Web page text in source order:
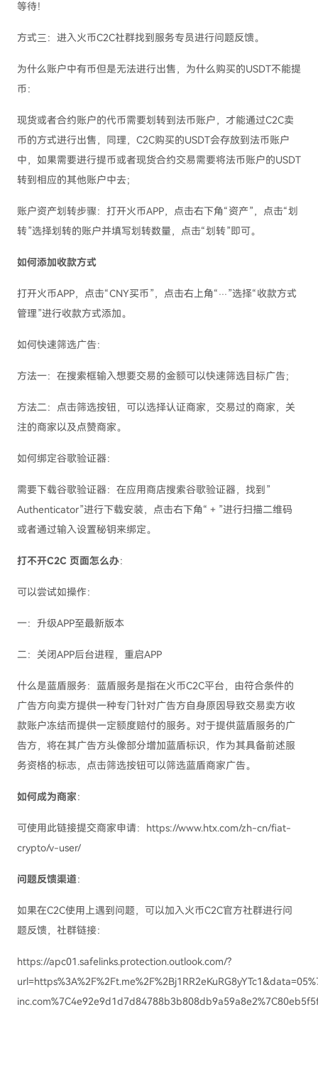
等待！
方式三：进入火币C2C社群找到服务专员进行问题反馈。
为什么账户中有币但是无法进行出售，为什么购买的USDT不能提
币：
现货或者合约账户的代币需要划转到法币账户，才能通过C2C卖
币的方式进行出售，同理，C2C购买的USDT会存放到法币账户
中，如果需要进行提币或者现货合约交易需要将法币账户的USDT
转到相应的其他账户中去；
账户资产划转步骤：打开火币APP，点击右下角“资产”，点击“划
转”选择划转的账户并填写划转数量，点击“划转”即可。
如何添加收款方式
打开火币APP，点击“CNY买币”，点击右上角“···”选择“收款方式
管理”进行收款方式添加。
如何快速筛选广告：
方法一：在搜索框输入想要交易的金额可以快速筛选目标广告；
方法二：点击筛选按钮，可以选择认证商家，交易过的商家，关
注的商家以及点赞商家。
如何绑定谷歌验证器：
需要下载谷歌验证器：在应用商店搜索谷歌验证器，找到”
Authenticator”进行下载安装，点击右下角“＋”进行扫描二维码
或者通过输入设置秘钥来绑定。
打不开C2C 页面怎么办：
可以尝试如操作：
一：升级APP至最新版本
二：关闭APP后台进程，重启APP
什么是蓝盾服务：蓝盾服务是指在火币C2C平台，由符合条件的
广告方向卖方提供一种专门针对广告方自身原因导致交易卖方收
款账户冻结而提供一定额度赔付的服务。对于提供蓝盾服务的广
告方，将在其广告方头像部分增加蓝盾标识，作为其具备前述服
务资格的标志，点击筛选按钮可以筛选蓝盾商家广告。
如何成为商家：
可使用此链接提交商家申请：https://www.htx.com/zh-cn/fiat-
crypto/v-user/
问题反馈渠道：
如果在C2C使用上遇到问题，可以加入火币C2C官方社群进行问
题反馈，社群链接：
https://apc01.safelinks.protection.outlook.com/?